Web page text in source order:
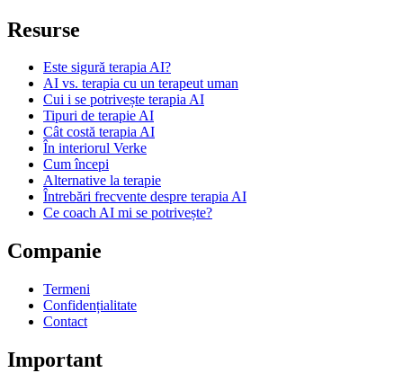
Resurse
Este sigură terapia AI?
AI vs. terapia cu un terapeut uman
Cui i se potrivește terapia AI
Tipuri de terapie AI
Cât costă terapia AI
În interiorul Verke
Cum începi
Alternative la terapie
Întrebări frecvente despre terapia AI
Ce coach AI mi se potrivește?
Companie
Termeni
Confidențialitate
Contact
Important